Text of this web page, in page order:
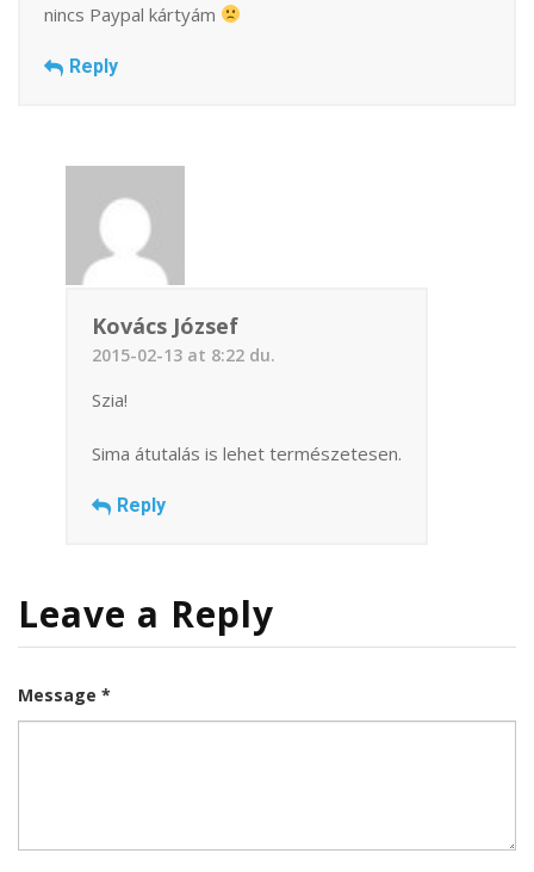
nincs Paypal kártyám
Reply
Kovács József
2015-02-13 at 8:22 du.
Szia!
Sima átutalás is lehet természetesen.
Reply
Leave a Reply
Message *